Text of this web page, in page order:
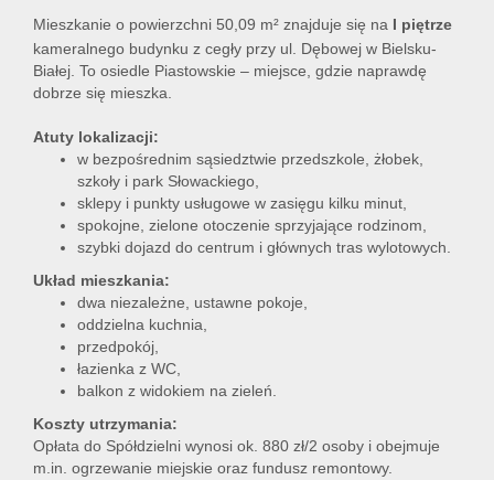
Mieszkanie o powierzchni 50,09 m² znajduje się na I piętrze
kameralnego budynku z cegły przy ul. Dębowej w Bielsku-
Białej. To osiedle Piastowskie – miejsce, gdzie naprawdę
dobrze się mieszka.
Atuty lokalizacji:
w bezpośrednim sąsiedztwie przedszkole, żłobek,
szkoły i park Słowackiego,
sklepy i punkty usługowe w zasięgu kilku minut,
spokojne, zielone otoczenie sprzyjające rodzinom,
szybki dojazd do centrum i głównych tras wylotowych.
Układ mieszkania:
dwa niezależne, ustawne pokoje,
oddzielna kuchnia,
przedpokój,
łazienka z WC,
balkon z widokiem na zieleń.
Koszty utrzymania:
Opłata do Spółdzielni wynosi ok. 880 zł/2 osoby i obejmuje
m.in. ogrzewanie miejskie oraz fundusz remontowy.